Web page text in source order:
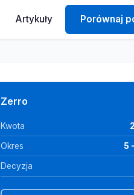
Artykuły Porównaj
Zerro
Kwota
Okres 5
Decyzja